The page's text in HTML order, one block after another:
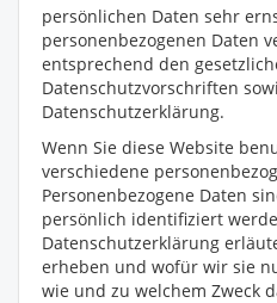
persönlichen Daten sehr
personenbezogenen Daten
entsprechend den
Datenschutzvorschriften
Datenschutzerklärung.
Wenn Sie diese Website
verschiedene
Personenbezogene Daten
persönlich identifiziert
Datenschutzerklärung
erheben und wofür wir sie
wie und zu welchem Zweck